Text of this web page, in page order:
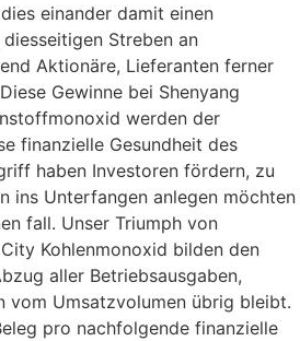
einander damit einen
Streben an
Aktionäre, Lieferanten ferner
Gewinne bei Shenyang
werden der
finanzielle Gesundheit des
haben Investoren fördern, zu
ins Unterfangen anlegen möchten
fall. Unser Triumph von
Kohlenmonoxid bilden den
aller Betriebsausgaben,
vom Umsatzvolumen übrig bleibt.
pro nachfolgende finanzielle